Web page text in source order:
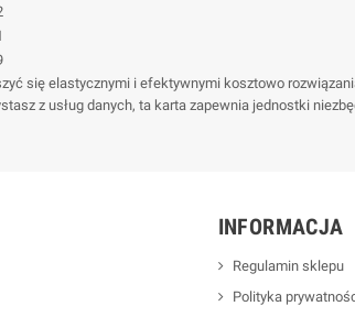
się elastycznymi i efektywnymi kosztowo
z usług danych, ta karta zapewnia jednostki
INFORMACJA
Regulamin sklepu
Polityka